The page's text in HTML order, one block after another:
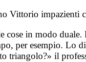
Vittorio impazienti
cose in modo
per esempio. Lo
triangolo?» il